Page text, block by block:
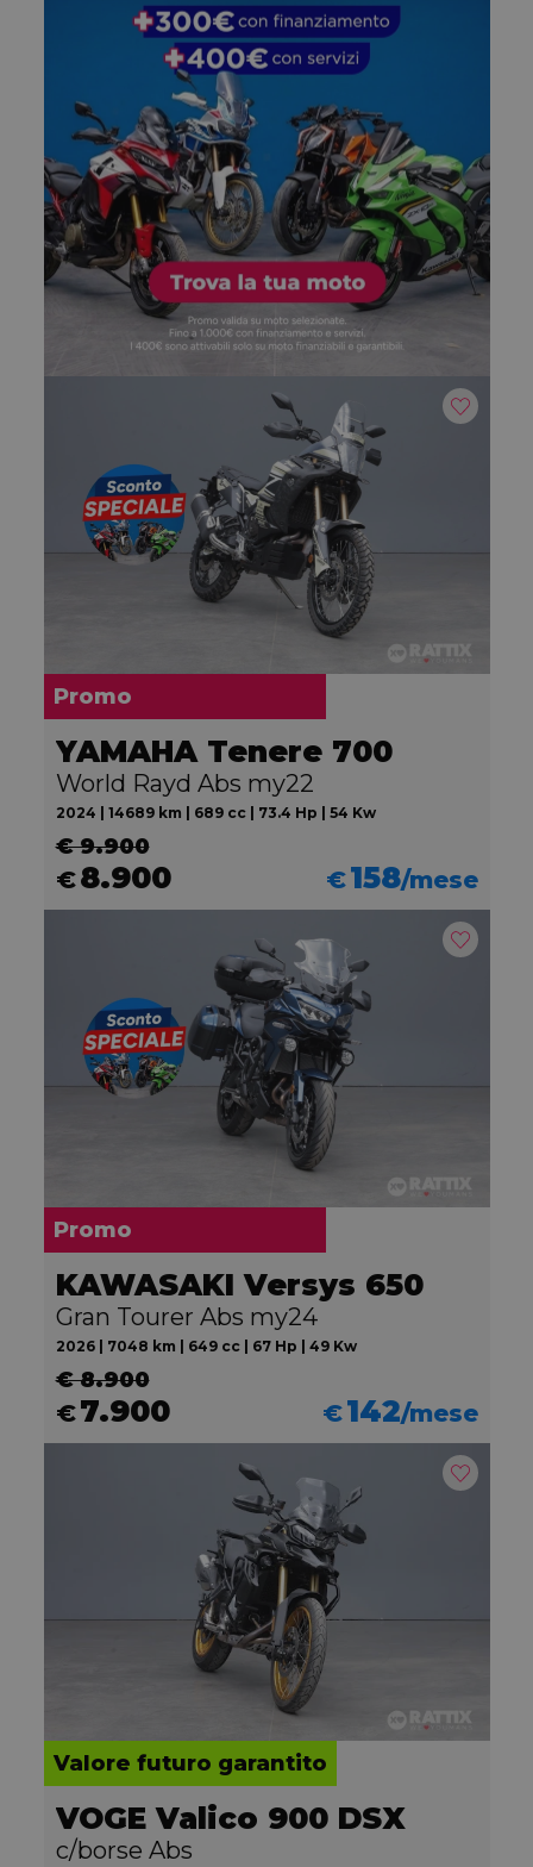
Promo
YAMAHA Tenere 700
World Rayd Abs my22
2024 | 14689 km | 689 cc | 73.4 Hp | 54 Kw
€ 9.900
€8.900 €158/mese
Promo
KAWASAKI Versys 650
Gran Tourer Abs my24
2026 | 7048 km | 649 cc | 67 Hp | 49 Kw
€ 8.900
€7.900 €142/mese
Valore futuro garantito
VOGE Valico 900 DSX
c/borse Abs